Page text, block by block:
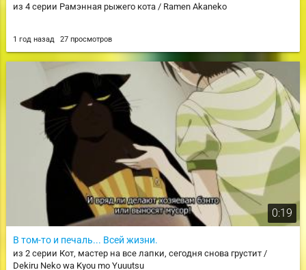
из 4 серии Рамэнная рыжего кота / Ramen Akaneko
1 год назад 27 просмотров
0:19
В том-то и печаль... Всей жизни.
из 2 серии Кот, мастер на все лапки, сегодня снова грустит /
Dekiru Neko wa Kyou mo Yuuutsu